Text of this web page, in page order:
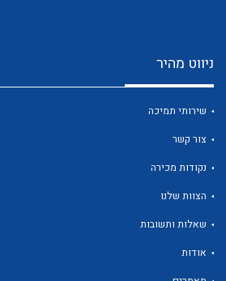
ניווט מהיר
שירותי תמיכה
צור קשר
נקודות מכירה
הצוות שלנו
שאלות ותשובות
אודות